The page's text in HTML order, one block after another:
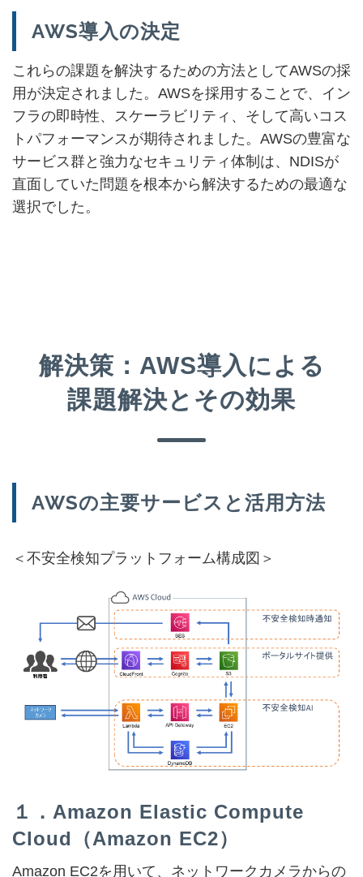
AWS導入の決定
これらの課題を解決するための方法としてAWSの採
用が決定されました。AWSを採用することで、イン
フラの即時性、スケーラビリティ、そして高いコス
トパフォーマンスが期待されました。AWSの豊富な
サービス群と強力なセキュリティ体制は、NDISが
直面していた問題を根本から解決するための最適な
選択でした。
解決策：AWS導入による
課題解決とその効果
AWSの主要サービスと活用方法
＜不安全検知プラットフォーム構成図＞
１．Amazon Elastic Compute
Cloud（Amazon EC2）
Amazon EC2を用いて、ネットワークカメラからの